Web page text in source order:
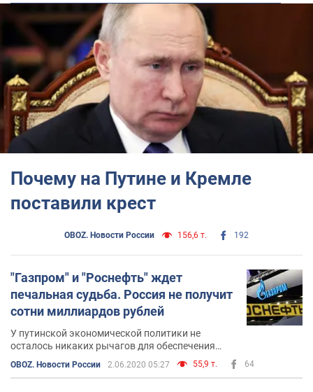
Почему на Путине и Кремле
поставили крест
OBOZ. Новости России 156,6 т. 192
"Газпром" и "Роснефть" ждет
печальная судьба. Россия не получит
сотни миллиардов рублей
У путинской экономической политики не
осталось никаких рычагов для обеспечения
OBOZ. Новости России 2.06.2020 05:27 55,9 т. 64